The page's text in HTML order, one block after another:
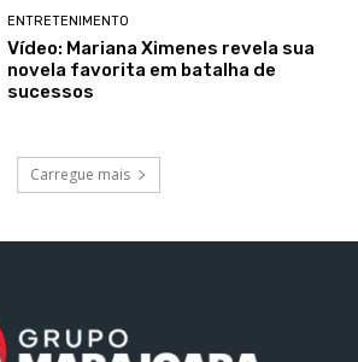
ENTRETENIMENTO
Vídeo: Mariana Ximenes revela sua
novela favorita em batalha de
sucessos
Carregue mais